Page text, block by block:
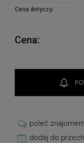
Cena dotyczy:
Cena:
poleć
dodaj do